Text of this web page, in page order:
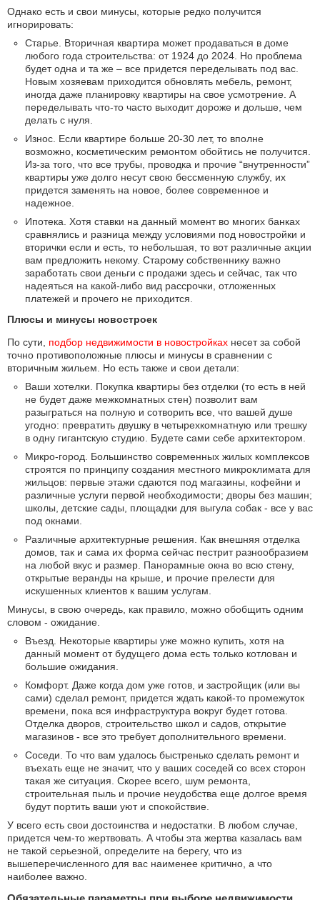
Однако есть и свои минусы, которые редко получится
игнорировать:
Старье. Вторичная квартира может продаваться в доме
любого года строительства: от 1924 до 2024. Но проблема
будет одна и та же – все придется переделывать под вас.
Новым хозяевам приходится обновлять мебель, ремонт,
иногда даже планировку квартиры на свое усмотрение. А
переделывать что-то часто выходит дороже и дольше, чем
делать с нуля.
Износ. Если квартире больше 20-30 лет, то вполне
возможно, косметическим ремонтом обойтись не получится.
Из-за того, что все трубы, проводка и прочие “внутренности”
квартиры уже долго несут свою бессменную службу, их
придется заменять на новое, более современное и
надежное.
Ипотека. Хотя ставки на данный момент во многих банках
сравнялись и разница между условиями под новостройки и
вторички если и есть, то небольшая, то вот различные акции
вам предложить некому. Старому собственнику важно
заработать свои деньги с продажи здесь и сейчас, так что
надеяться на какой-либо вид рассрочки, отложенных
платежей и прочего не приходится.
Плюсы и минусы новостроек
По сути, подбор недвижимости в новостройках несет за собой
точно противоположные плюсы и минусы в сравнении с
вторичным жильем. Но есть также и свои детали:
Ваши хотелки. Покупка квартиры без отделки (то есть в ней
не будет даже межкомнатных стен) позволит вам
разыграться на полную и сотворить все, что вашей душе
угодно: превратить двушку в четырехкомнатную или трешку
в одну гигантскую студию. Будете сами себе архитектором.
Микро-город. Большинство современных жилых комплексов
строятся по принципу создания местного микроклимата для
жильцов: первые этажи сдаются под магазины, кофейни и
различные услуги первой необходимости; дворы без машин;
школы, детские сады, площадки для выгула собак - все у вас
под окнами.
Различные архитектурные решения. Как внешняя отделка
домов, так и сама их форма сейчас пестрит разнообразием
на любой вкус и размер. Панорамные окна во всю стену,
открытые веранды на крыше, и прочие прелести для
искушенных клиентов к вашим услугам.
Минусы, в свою очередь, как правило, можно обобщить одним
словом - ожидание.
Въезд. Некоторые квартиры уже можно купить, хотя на
данный момент от будущего дома есть только котлован и
большие ожидания.
Комфорт. Даже когда дом уже готов, и застройщик (или вы
сами) сделал ремонт, придется ждать какой-то промежуток
времени, пока вся инфраструктура вокруг будет готова.
Отделка дворов, строительство школ и садов, открытие
магазинов - все это требует дополнительного времени.
Соседи. То что вам удалось быстренько сделать ремонт и
въехать еще не значит, что у ваших соседей со всех сторон
такая же ситуация. Скорее всего, шум ремонта,
строительная пыль и прочие неудобства еще долгое время
будут портить ваши уют и спокойствие.
У всего есть свои достоинства и недостатки. В любом случае,
придется чем-то жертвовать. А чтобы эта жертва казалась вам
не такой серьезной, определите на берегу, что из
вышеперечисленного для вас наименее критично, а что
наиболее важно.